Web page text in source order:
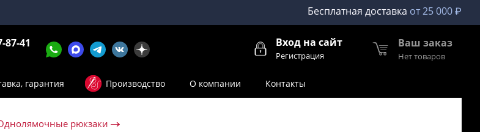
Бесплатная доставка от 25 000 ₽
87-41 Вход на сайт
Регистрация
Ваш заказ
Нет товаров
гарантия Производство О компании Контакты
рюкзаки